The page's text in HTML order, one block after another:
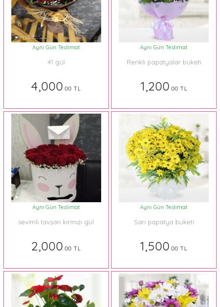
Aynı Gün Teslimat
41 gül
4,000.00 TL
Aynı Gün Teslimat
Renkli papatyalar buketi
1,200.00 TL
Aynı Gün Teslimat
sevimli tavşan kırmızı gül
2,000.00 TL
Aynı Gün Teslimat
Sarı papatya buketi
1,500.00 TL